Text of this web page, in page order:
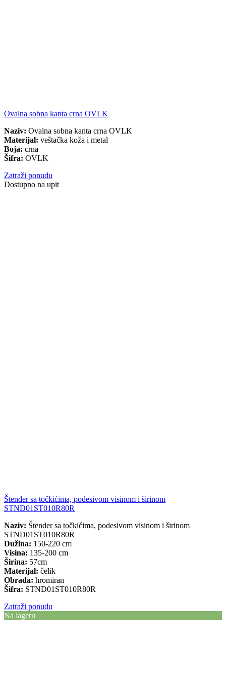
Ovalna sobna kanta crna OVLK
Naziv: Ovalna sobna kanta crna OVLK
Materijal: veštačka koža i metal
Boja: crna
Šifra: OVLK
Zatraži ponudu
Dostupno na upit
Štender sa točkićima, podesivom visinom i širinom
STND01ST010R80R
Naziv: Štender sa točkićima, podesivom visinom i širinom
STND01ST010R80R
Dužina: 150-220 cm
Visina: 135-200 cm
Širina: 57cm
Materijal: čelik
Obrada: hromiran
Šifra: STND01ST010R80R
Zatraži ponudu
Na lageru